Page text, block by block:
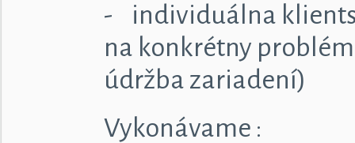
- individuálna
na konkrétny
údržba zariadení)
Vykonávame :